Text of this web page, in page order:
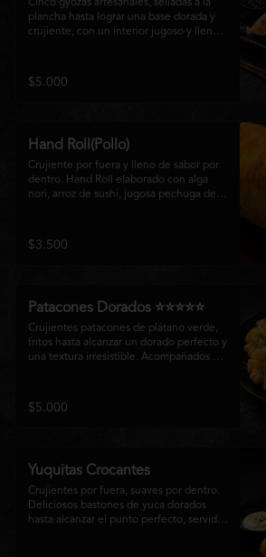
Cinco gyozas artesanales, selladas a la
plancha hasta lograr una base dorada y
crujiente, con un interior jugoso y lleno
perfecto entre tradición japonesa y la
esencia de la cocina nikkei, ideales para
$5.000
Hand Roll(Pollo)
Crujiente por fuera y lleno de sabor por
dentro. Hand Roll elaborado con alga
nori, arroz de sushi, jugosa pechuga de
combinación perfecta de textura y
cremosidad que convierte este clásico en
$3.500
Patacones Dorados ⭐⭐⭐⭐⭐
Crujientes patacones de plátano verde,
fritos hasta alcanzar un dorado perfecto y
una textura irresistible. Acompañados de
disfrutar como entrada con el auténtico
sabor de la cocina nikkei.
$5.000
Yuquitas Crocantes
Crujientes por fuera, suaves por dentro.
Deliciosos bastones de yuca dorados
hasta alcanzar el punto perfecto, servidos